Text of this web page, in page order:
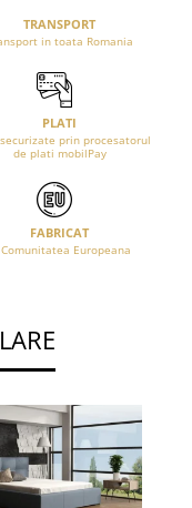
TRANSPORT
in toata Romania
PLATI
securizate prin procesatorul
de plati mobilPay
FABRICAT
Europeana